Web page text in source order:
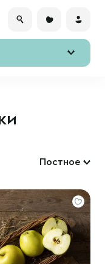
Постное